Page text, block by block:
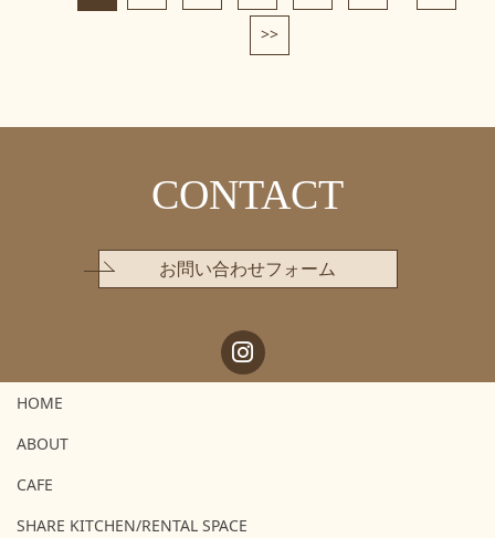
>>
CONTACT
お問い合わせフォーム
HOME
ABOUT
CAFE
SHARE KITCHEN/RENTAL SPACE